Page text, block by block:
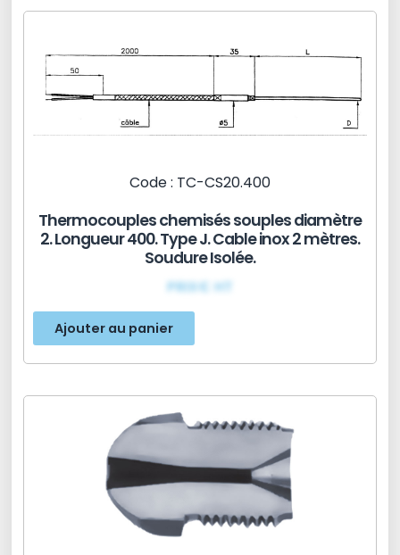
Code : TC-CS20.400
Thermocouples chemisés souples diamètre
2. Longueur 400. Type J. Cable inox 2 mètres.
Soudure Isolée.
PRIX€ HT
Ajouter au panier